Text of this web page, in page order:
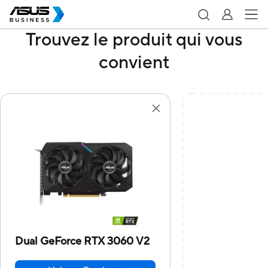
Trouvez le produit qui vous
convient
Dual GeForce RTX 3060 V2